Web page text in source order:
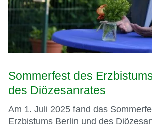
Sommerfest des
des Diözesanrates
Am 1. Juli 2025 fand das
Erzbistums Berlin und des